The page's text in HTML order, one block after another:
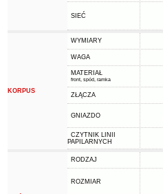
SIEĆ
KORPUS
WYMIARY
WAGA
MATERIAŁ
front, spód, ramka
ZŁĄCZA
GNIAZDO
CZYTNIK LINII
PAPILARNYCH
RODZAJ
ROZMIAR